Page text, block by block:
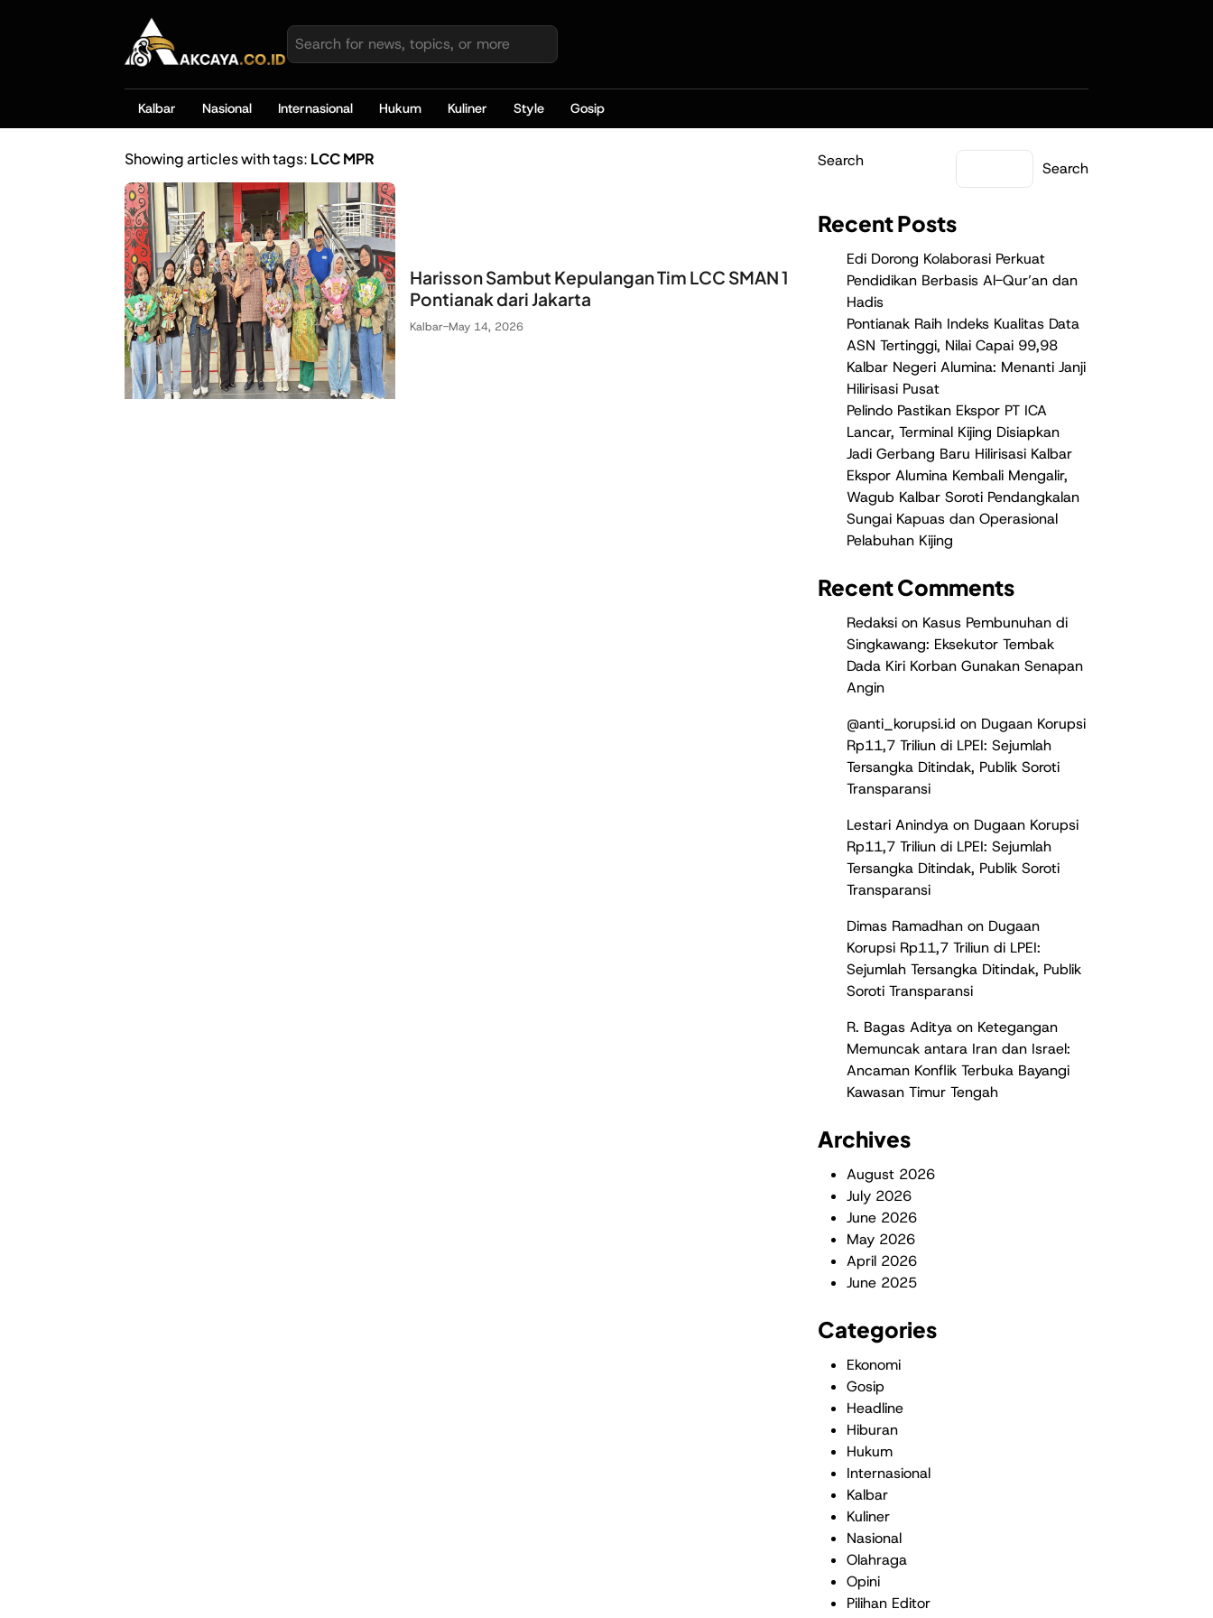
Kalbar Nasional Internasional Hukum Kuliner Style Gosip
Showing articles with tags: LCC MPR
Harisson Sambut Kepulangan Tim LCC SMAN 1
Pontianak dari Jakarta
Kalbar-May 14, 2026
Search Search
Recent Posts
Edi Dorong Kolaborasi Perkuat
Pendidikan Berbasis Al-Qur’an dan
Hadis
Pontianak Raih Indeks Kualitas Data
ASN Tertinggi, Nilai Capai 99,98
Kalbar Negeri Alumina: Menanti Janji
Hilirisasi Pusat
Pelindo Pastikan Ekspor PT ICA
Lancar, Terminal Kijing Disiapkan
Jadi Gerbang Baru Hilirisasi Kalbar
Ekspor Alumina Kembali Mengalir,
Wagub Kalbar Soroti Pendangkalan
Sungai Kapuas dan Operasional
Pelabuhan Kijing
Recent Comments
Redaksi on Kasus Pembunuhan di
Singkawang: Eksekutor Tembak
Dada Kiri Korban Gunakan Senapan
Angin
@anti_korupsi.id on Dugaan Korupsi
Rp11,7 Triliun di LPEI: Sejumlah
Tersangka Ditindak, Publik Soroti
Transparansi
Lestari Anindya on Dugaan Korupsi
Rp11,7 Triliun di LPEI: Sejumlah
Tersangka Ditindak, Publik Soroti
Transparansi
Dimas Ramadhan on Dugaan
Korupsi Rp11,7 Triliun di LPEI:
Sejumlah Tersangka Ditindak, Publik
Soroti Transparansi
R. Bagas Aditya on Ketegangan
Memuncak antara Iran dan Israel:
Ancaman Konflik Terbuka Bayangi
Kawasan Timur Tengah
Archives
August 2026
July 2026
June 2026
May 2026
April 2026
June 2025
Categories
Ekonomi
Gosip
Headline
Hiburan
Hukum
Internasional
Kalbar
Kuliner
Nasional
Olahraga
Opini
Pilihan Editor